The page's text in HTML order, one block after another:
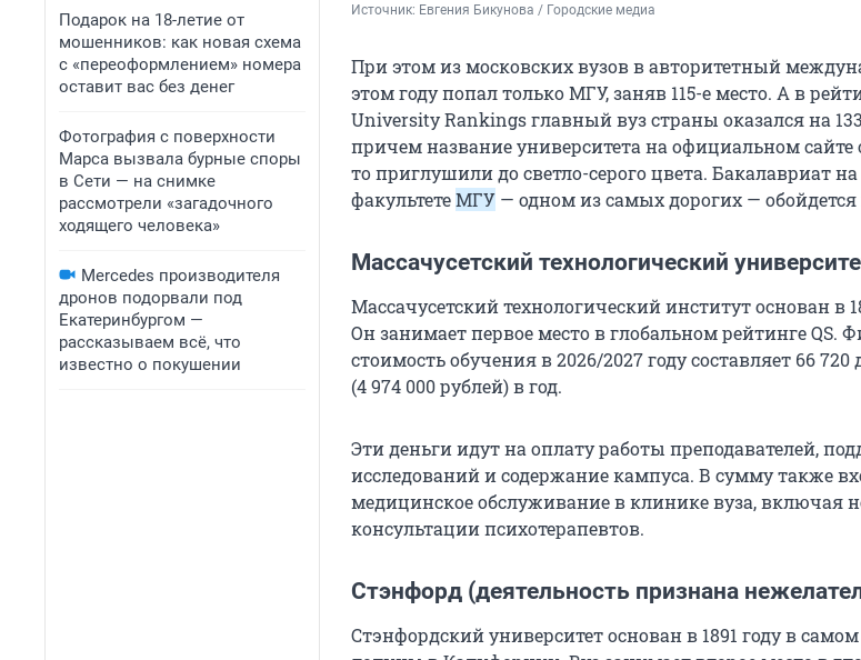
Подарок на 18-летие от
мошенников: как новая схема
с «переоформлением» номера
оставит вас без денег
Фотография с поверхности
Марса вызвала бурные споры
в Сети — на снимке
рассмотрели «загадочного
ходящего человека»
Mercedes производителя
дронов подорвали под
Екатеринбургом —
рассказываем всё, что
известно о покушении
Источник: Евгения Бикунова / Городские медиа
При этом из московских вузов в авторитетный
этом году попал только МГУ, заняв 115-еместо. А в
University Rankings главный вуз страны оказался на
причем название университета на официальном сайте
то приглушили до светло-серого цвета. Бакалавриат
факультетеМГУ — одном из самых дорогих — обойдется
Массачусетский технологический
Массачусетский технологический институт основан в
Он занимает первое место в глобальном рейтинге QS.
стоимость обучения в2026/2027году составляет 66 720
(4 974 000рублей) в год.
Эти деньги идут на оплату работы преподавателей,
исследований и содержание кампуса. В сумму также
медицинское обслуживание в клинике вуза, включая
консультации психотерапевтов.
Стэнфорд (деятельность признана
Стэнфордский университет основан в 1891 году в